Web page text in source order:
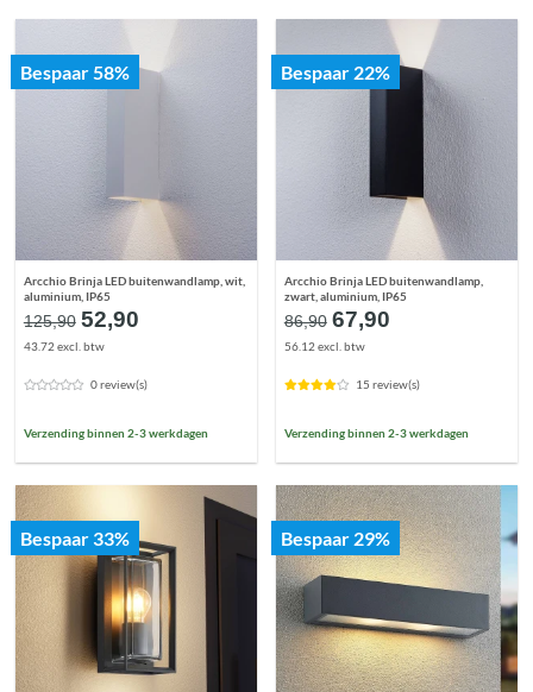
Bespaar 58%
Arcchio Brinja LED buitenwandlamp, wit,
aluminium, IP65
125,90 Oorspronkelijke
prijs
€125,90.
52,90Huidige
€52,90.
43.72 excl. btw
0 review(s)
Verzending binnen 2-3 werkdagen
Bespaar 22%
Arcchio Brinja LED buitenwandlamp,
zwart, aluminium, IP65
86,90 Oorspronkelijke
prijs
€86,90.
67,90Huidige
€67,90.
56.12 excl. btw
15 review(s)
Verzending binnen 2-3 werkdagen
Bespaar 33% Bespaar 29%